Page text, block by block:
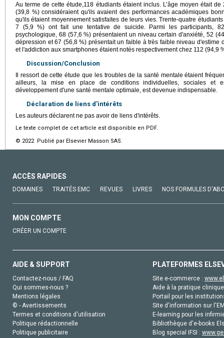
Au terme de cette étude,118 étudiants étaient inclus. L’âge moyen était
(39,8 %) considéraient qu'ils avaient des performances académiques
qu'ils étaient moyennement satisfaites de leurs vies. Trente-quatre
7 (5,9 %) ont fait une tentative de suicide. Parmi les participants,
psychologique, 68 (57,6 %) présentaient un niveau certain d'anxiété, 52
dépression et 67 (56,8 %) présentait un faible à très faible niveau d'estime
et l'addiction aux smartphones étaient notés respectivement chez 112 (94,9
Discussion/Conclusion
Il ressort de cette étude que les troubles de la santé mentale étaient
ailleurs, la mise en place de conditions individuelles, sociales et
développement d'une santé mentale optimale, est devenue indispensable.
Déclaration de liens d'intérêts
Les auteurs déclarent ne pas avoir de liens d'intérêts.
Le texte complet de cet article est disponible en PDF.
© 2022 Publié par Elsevier Masson SAS.
ACCÈS RAPIDES
DOMAINES TRAITÉS EMC REVUES LIVRES NOS FORMULES
MON COMPTE
CRÉER UN COMPTE
AIDE & SUPPORT
Contactez-nous / FAQ
Qui sommes-nous ?
Mentions légales
© - Avertissements
Termes et conditions d'utilisation
Politique rédactionnelle
Politique publicitaire
PLATEFORMES
Site e-commerce :
Aide à la pratique
Portail pour les
Site d'information sur
E-learning pour les
Bibliothèque d'e-books
Blog special IFSI :